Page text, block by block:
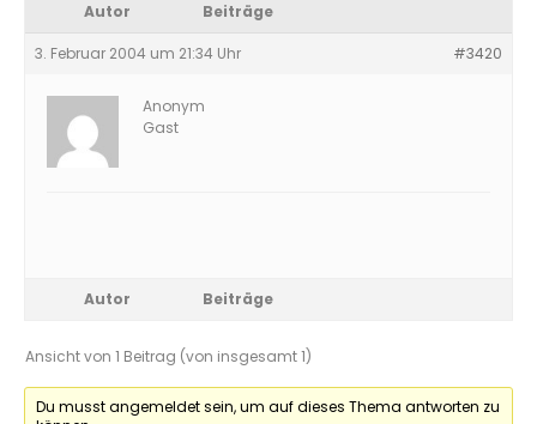
Autor Beiträge
3. Februar 2004 um 21:34 Uhr #3420
Anonym
Gast
Autor Beiträge
Ansicht von 1 Beitrag (von insgesamt 1)
Du musst angemeldet sein, um auf dieses Thema antworten zu